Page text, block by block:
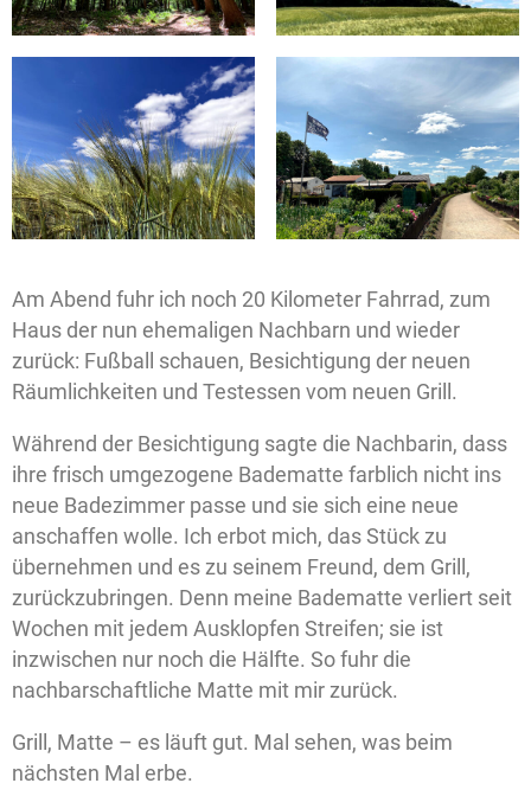
Am Abend fuhr ich noch 20 Kilometer Fahrrad, zum
Haus der nun ehemaligen Nachbarn und wieder
zurück: Fußball schauen, Besichtigung der neuen
Räumlichkeiten und Testessen vom neuen Grill.
Während der Besichtigung sagte die Nachbarin, dass
ihre frisch umgezogene Badematte farblich nicht ins
neue Badezimmer passe und sie sich eine neue
anschaffen wolle. Ich erbot mich, das Stück zu
übernehmen und es zu seinem Freund, dem Grill,
zurückzubringen. Denn meine Badematte verliert seit
Wochen mit jedem Ausklopfen Streifen; sie ist
inzwischen nur noch die Hälfte. So fuhr die
nachbarschaftliche Matte mit mir zurück.
Grill, Matte – es läuft gut. Mal sehen, was beim
nächsten Mal erbe.